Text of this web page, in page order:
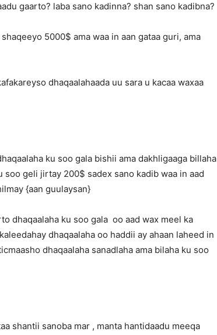
gaarto? laba sano kadinna? shan sano kadibna?
5000$ ama waa in aan gataa guri, ama
dhaqaalahaada uu sara u kacaa waxaa
ku soo gala bishii ama dakhligaaga billaha
soo geli jirtay 200$ sadex sano kadib waa in aad
{aan guulaysan}
dhaqaalaha ku soo gala oo aad wax meel ka
dhaqaalaha oo haddii ay ahaan laheed in
dhaqaalaha sanadlaha ama bilaha ku soo
shantii sanoba mar , manta hantidaadu meeqa